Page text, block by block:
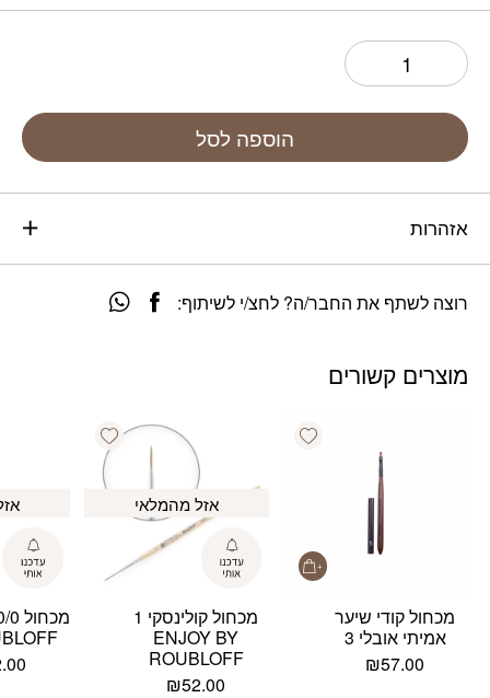
היה:
₪45.00.
הוא:
הוספה לסל
אזהרות
רוצה לשתף את החבר/ה? לחצ/י לשיתוף:
מוצרים קשורים
Add wishlist
מכחול קודי שיער
אמיתי אובלי 3
₪57.00
Add wishlist
אזל מהמלאי
מכחול קולינסקי 1
ENJOY BY
ROUBLOFF
₪52.00